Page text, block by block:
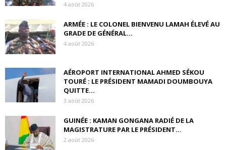
4 août 2026
ARMÉE : LE COLONEL BIENVENU LAMAH ÉLEVÉ AU
GRADE DE GÉNÉRAL...
4 août 2026
AÉROPORT INTERNATIONAL AHMED SÉKOU
TOURÉ : LE PRÉSIDENT MAMADI DOUMBOUYA
QUITTE...
3 août 2026
GUINÉE : KAMAN GONGANA RADIÉ DE LA
MAGISTRATURE PAR LE PRÉSIDENT...
2 août 2026